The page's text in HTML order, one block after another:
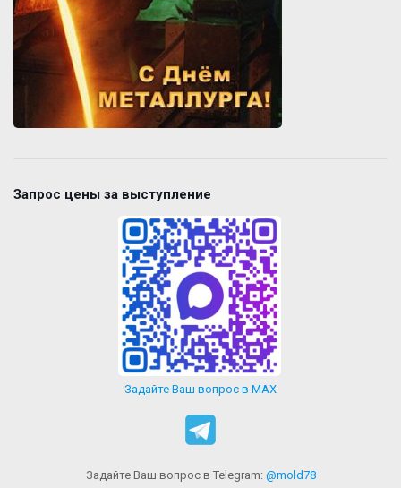
Запрос цены за выступление
Задайте Ваш вопрос в MAX
Задайте Ваш вопрос в Telegram: @mold78